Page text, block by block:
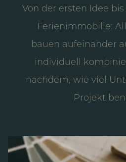
Von der ersten Idee
Ferienimmobilie:
bauen aufeinander
individuell
nachdem, wie viel
Projekt